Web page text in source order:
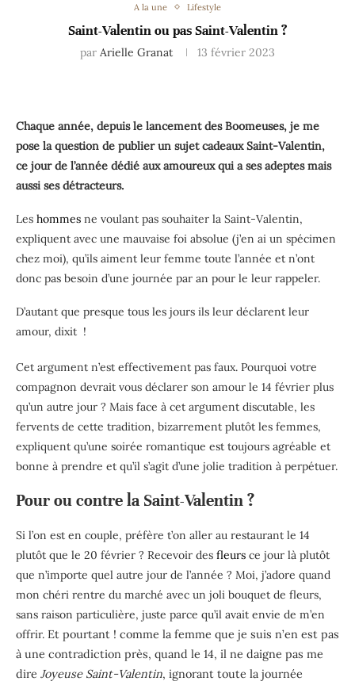
A la une Lifestyle
Saint-Valentin ou pas Saint-Valentin ?
par Arielle Granat 13 février 2023
Chaque année, depuis le lancement des Boomeuses, je me
pose la question de publier un sujet cadeaux Saint-Valentin,
ce jour de l’année dédié aux amoureux qui a ses adeptes mais
aussi ses détracteurs.
Les hommes ne voulant pas souhaiter la Saint-Valentin,
expliquent avec une mauvaise foi absolue (j’en ai un spécimen
chez moi), qu’ils aiment leur femme toute l’année et n’ont
donc pas besoin d’une journée par an pour le leur rappeler.
D’autant que presque tous les jours ils leur déclarent leur
amour, dixit !
Cet argument n’est effectivement pas faux. Pourquoi votre
compagnon devrait vous déclarer son amour le 14 février plus
qu’un autre jour ? Mais face à cet argument discutable, les
fervents de cette tradition, bizarrement plutôt les femmes,
expliquent qu’une soirée romantique est toujours agréable et
bonne à prendre et qu’il s’agit d’une jolie tradition à perpétuer.
Pour ou contre la Saint-Valentin ?
Si l’on est en couple, préfère t’on aller au restaurant le 14
plutôt que le 20 février ? Recevoir des fleurs ce jour là plutôt
que n’importe quel autre jour de l’année ? Moi, j’adore quand
mon chéri rentre du marché avec un joli bouquet de fleurs,
sans raison particulière, juste parce qu’il avait envie de m’en
offrir. Et pourtant ! comme la femme que je suis n’en est pas
à une contradiction près, quand le 14, il ne daigne pas me
dire Joyeuse Saint-Valentin, ignorant toute la journée